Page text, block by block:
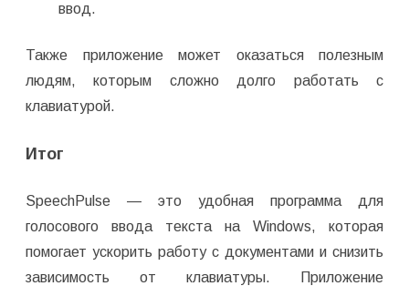
ввод.
Также приложение может оказаться полезным
людям, которым сложно долго работать с
клавиатурой.
Итог
SpeechPulse — это удобная программа для
голосового ввода текста на Windows, которая
помогает ускорить работу с документами и снизить
зависимость от клавиатуры. Приложение